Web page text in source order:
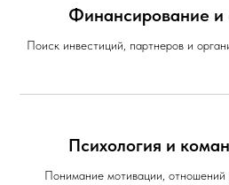
Финансирование и
Поиск инвестиций, партнеров и
Психология и
Понимание мотивации, отношений